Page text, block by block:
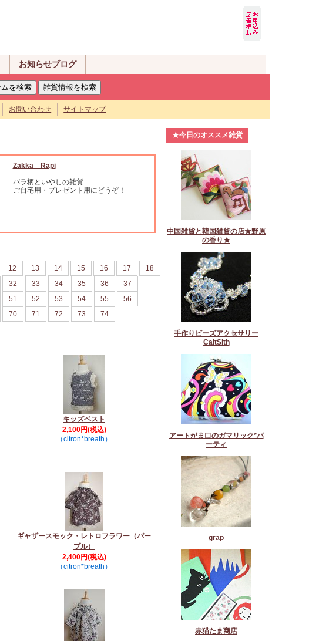
お知らせブログ
お問い合わせ サイトマップ
Zakka Rapi
バラ柄といやしの雑貨
ご自宅用・プレゼント用にどうぞ！
12 13 14 15 16 17
18
32 33 34 35 36
37
51 52 53 54 55
56
70 71 72 73 74
キッズベスト
2,100円(税込)
（citron*breath）
ギャザースモック・レトロフラワー（パー
プル）
2,400円(税込)
（citron*breath）
★今日のオススメ雑貨
中国雑貨と韓国雑貨の店★野原
の香り★
手作りビーズアクセサリー
CaitSith
アートがま口のガマリック*パ
ーティ
grap
赤猫たま商店